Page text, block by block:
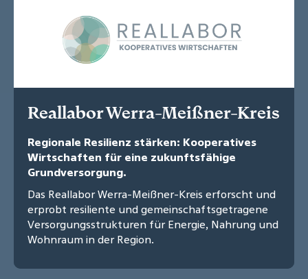
Reallabor Werra-Meißner-Kreis
Regionale Resilienz stärken: Kooperatives
Wirtschaften für eine zukunftsfähige
Grundversorgung.
Das Reallabor Werra-Meißner-Kreis erforscht und
erprobt resiliente und gemeinschaftsgetragene
Versorgungsstrukturen für Energie, Nahrung und
Wohnraum in der Region.